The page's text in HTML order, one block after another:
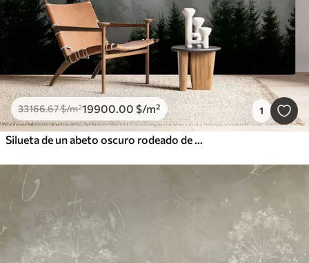
33166.67$/m²19900.00 $/m² 1
Silueta de un abeto oscuro rodeado de niebla